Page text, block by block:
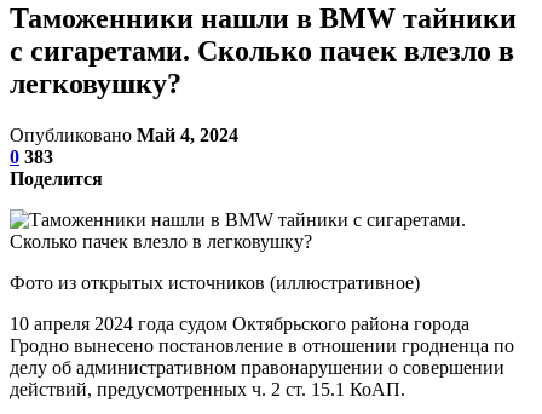
Таможенники нашли в BMW тайники
с сигаретами. Сколько пачек влезло в
легковушку?
Опубликовано Май 4, 2024
0 383
Поделится
Фото из открытых источников (иллюстративное)
10 апреля 2024 года судом Октябрьского района города
Гродно вынесено постановление в отношении гродненца по
делу об административном правонарушении о совершении
действий, предусмотренных ч. 2 ст. 15.1 КоАП.